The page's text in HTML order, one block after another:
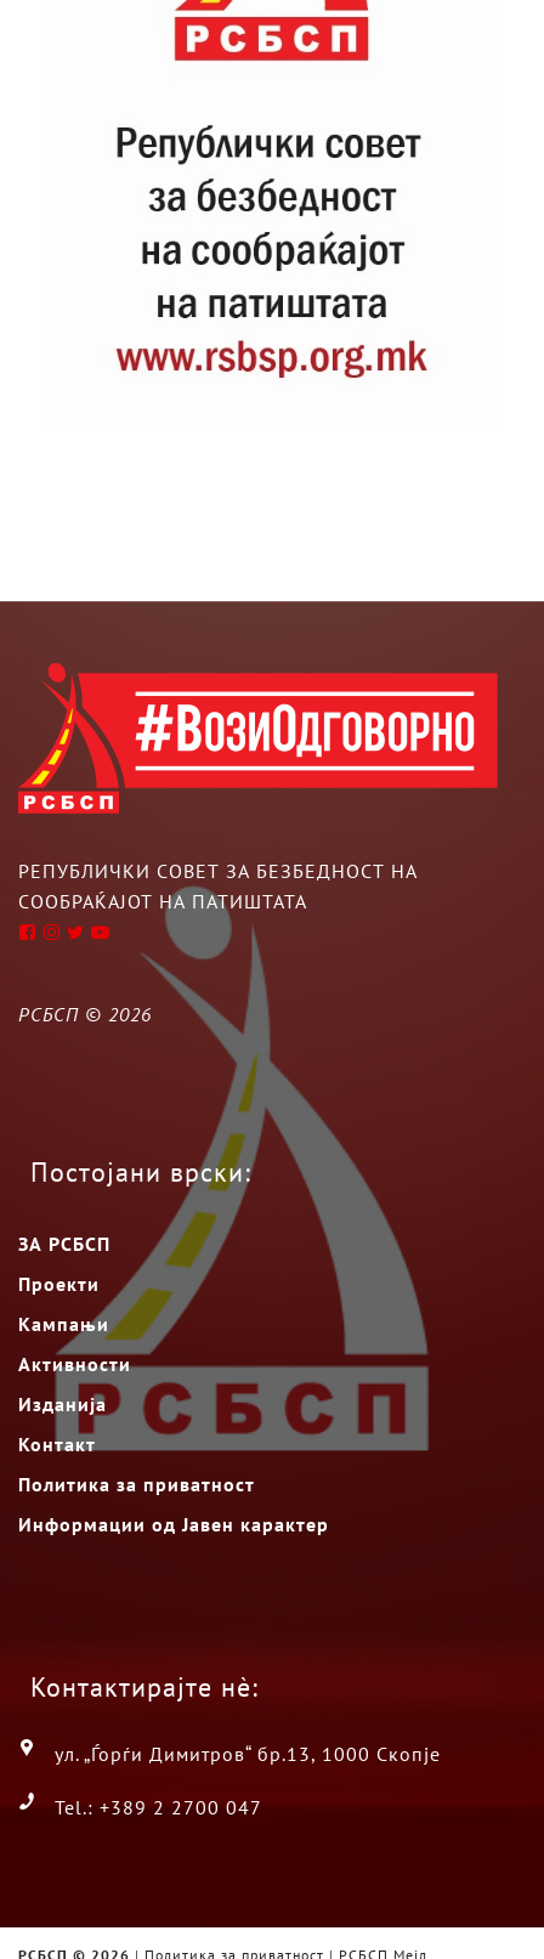
РЕПУБЛИЧКИ СОВЕТ ЗА БЕЗБЕДНОСТ НА
СООБРАЌАЈОТ НА ПАТИШТАТА
РСБСП © 2026
Постојани врски:
ЗА РСБСП
Проекти
Кампањи
Активности
Изданија
Контакт
Политика за приватност
Информации од Јавен карактер
Контактирајте нè:
ул. „Ѓорѓи Димитров“ бр.13, 1000 Скопје
Tel.: +389 2 2700 047
РСБСП © 2026 | Политика за приватност | РСБСП Мејл